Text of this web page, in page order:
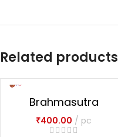
Related products
Brahmasutra
Dvaitadvaitadarsa
na
₹400.00 pc